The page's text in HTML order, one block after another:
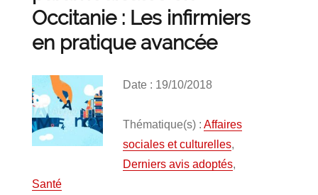
Occitanie : Les infirmiers
en pratique avancée
Date : 19/10/2018
Thématique(s) : Affaires
sociales et culturelles,
Derniers avis adoptés,
Santé